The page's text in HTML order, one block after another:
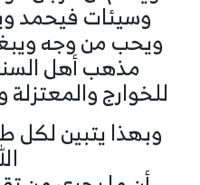
وسيئات فيحمد
ويحب من وجه
مذهب أهل
للخوارج والمعتزلة
وبهذا يتبين